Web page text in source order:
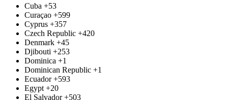
Cuba +53
Curaçao +599
Cyprus +357
Czech Republic +420
Denmark +45
Djibouti +253
Dominica +1
Dominican Republic +1
Ecuador +593
Egypt +20
El Salvador +503